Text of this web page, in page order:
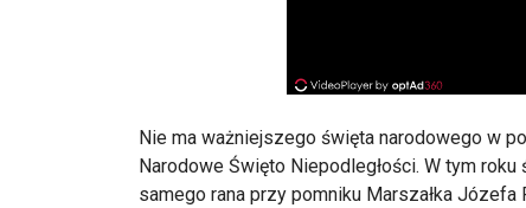
Nie ma ważniejszego święta narodowego w
Narodowe Święto Niepodległości. W tym
samego rana przy pomniku Marszałka Józefa